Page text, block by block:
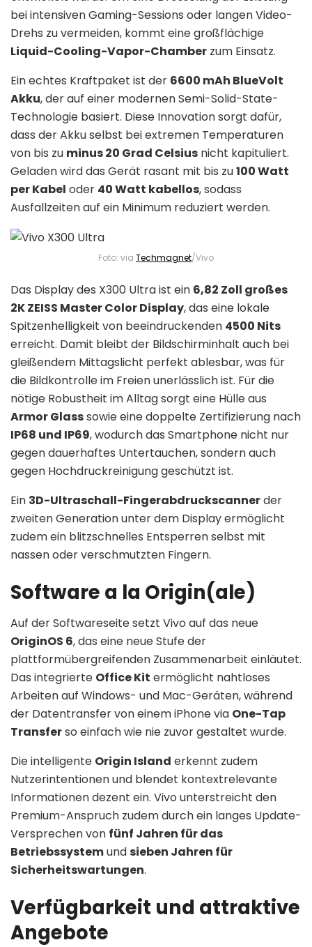
bei intensiven Gaming-Sessions oder langen Video-
Drehs zu vermeiden, kommt eine großflächige
Liquid-Cooling-Vapor-Chamber zum Einsatz.
Ein echtes Kraftpaket ist der 6600 mAh BlueVolt
Akku, der auf einer modernen Semi-Solid-State-
Technologie basiert. Diese Innovation sorgt dafür,
dass der Akku selbst bei extremen Temperaturen
von bis zu minus 20 Grad Celsius nicht kapituliert.
Geladen wird das Gerät rasant mit bis zu100 Watt
per Kabel oder 40 Watt kabellos, sodass
Ausfallzeiten auf ein Minimum reduziert werden.
Foto: via Techmagnet/Vivo
Das Display des X300 Ultra ist ein 6,82 Zoll großes
2K ZEISS Master Color Display, das eine lokale
Spitzenhelligkeit von beeindruckenden 4500 Nits
erreicht. Damit bleibt der Bildschirminhalt auch bei
gleißendem Mittagslicht perfekt ablesbar, was für
die Bildkontrolle im Freien unerlässlich ist. Für die
nötige Robustheit im Alltag sorgt eine Hülle aus
Armor Glasssowie eine doppelte Zertifizierung nach
IP68 und IP69, wodurch das Smartphone nicht nur
gegen dauerhaftes Untertauchen, sondern auch
gegen Hochdruckreinigung geschützt ist.
Ein 3D-Ultraschall-Fingerabdruckscannerder
zweiten Generation unter dem Display ermöglicht
zudem ein blitzschnelles Entsperren selbst mit
nassen oder verschmutzten Fingern.
Software a la Origin(ale)
Auf der Softwareseite setzt Vivo auf das neue
OriginOS 6, das eine neue Stufe der
plattformübergreifenden Zusammenarbeit einläutet.
Das integrierte Office Kit ermöglicht nahtloses
Arbeiten auf Windows- und Mac-Geräten, während
der Datentransfer von einem iPhone via One-Tap
Transferso einfach wie nie zuvor gestaltet wurde.
Die intelligente Origin Island erkennt zudem
Nutzerintentionen und blendet kontextrelevante
Informationen dezent ein. Vivo unterstreicht den
Premium-Anspruch zudem durch ein langes Update-
Versprechen von fünf Jahren für das
Betriebssystemundsieben Jahren für
Sicherheitswartungen.
Verfügbarkeit und attraktive
Angebote